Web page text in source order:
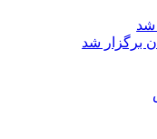
شد
برگزار شد